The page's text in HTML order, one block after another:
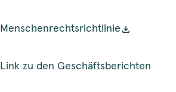
Menschenrechtsrichtlinie
Link zu den Geschäftsberichten